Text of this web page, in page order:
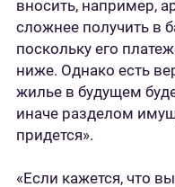
вносить, например,
сложнее получить в
поскольку его
ниже. Однако есть
жилье в будущем
иначе разделом
придется».
«Если кажется, что